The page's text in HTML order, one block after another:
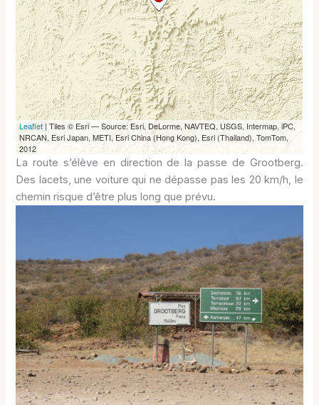
La route s’élève en direction de la passe de Grootberg.
Des lacets, une voiture qui ne dépasse pas les 20 km/h, le
chemin risque d’être plus long que prévu.